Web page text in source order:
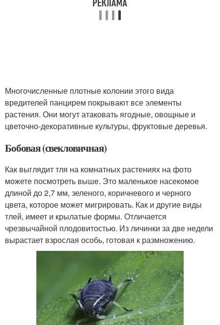
Многочисленные плотные колонии этого вида
вредителей панцирем покрывают все элементы
растения. Они могут атаковать ягодные, овощные и
цветочно-декоративные культуры, фруктовые деревья.
Бобовая (свекловичная)
Как выглядит тля на комнатных растениях на фото
можете посмотреть выше. Это маленькое насекомое
длиной до 2,7 мм, зеленого, коричневого и черного
цвета, которое может мигрировать. Как и другие виды
тлей, имеет и крылатые формы. Отличается
чрезвычайной плодовитостью. Из личинки за две недели
вырастает взрослая особь, готовая к размножению.